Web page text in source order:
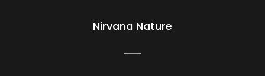
Nirvana Nature